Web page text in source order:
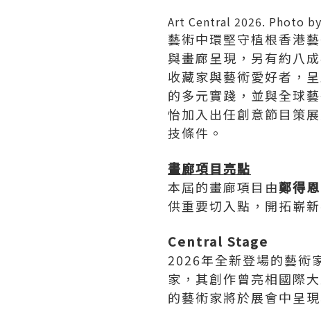
Art Central 2026. Photo
藝術中環堅守植根香港
與畫廊呈現，另有約八
收藏家與藝術愛好者，
的多元實踐，並與全球
怡加入出任創意節目策
技條件。
畫廊項目亮點
本屆的畫廊項目由鄭得恩
供重要切入點，開拓嶄
Central Stage
2026年全新登場的藝術
家，其創作曾亮相國際
的藝術家將於展會中呈